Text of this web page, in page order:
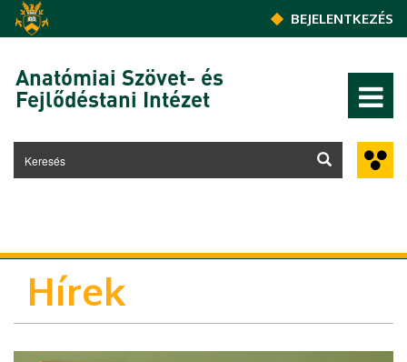
Ugrás a tartalomra
BEJELENTKEZÉS
Anatómiai Szövet- és
Fejlődéstani Intézet
Hírek